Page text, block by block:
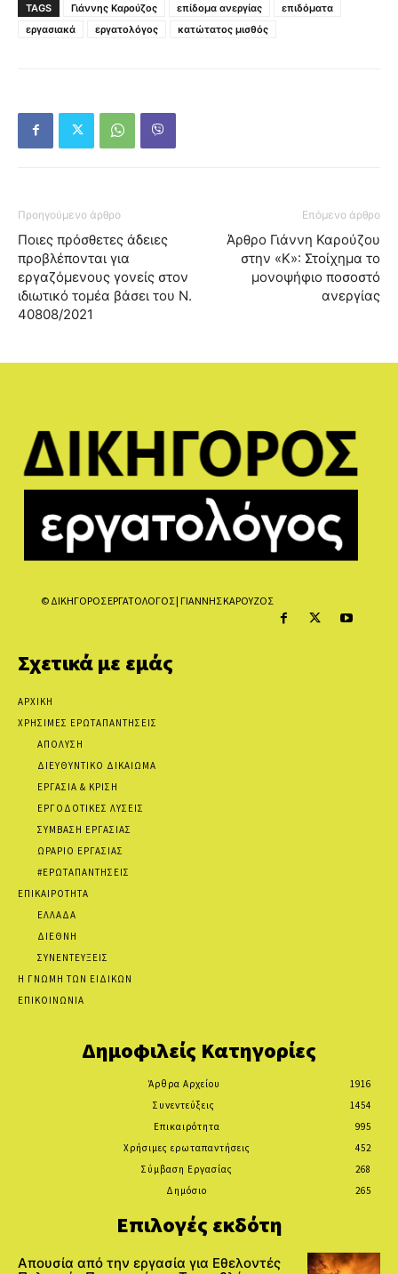
TAGS Γιάννης Καρούζος επίδομα ανεργίας
επιδόματα
εργασιακά
εργατολόγος κατώτατος μισθός
Προηγούμενο άρθρο
Ποιες πρόσθετες άδειες
προβλέπονται για
εργαζόμενους γονείς στον
ιδιωτικό τομέα βάσει του Ν.
40808/2021
Επόμενο άρθρο
Άρθρο Γιάννη Καρούζου
στην «Κ»: Στοίχημα το
μονοψήφιο ποσοστό
ανεργίας
© ΔΙΚΗΓΟΡΟΣ ΕΡΓΑΤΟΛΟΓΟΣ | ΓΙΑΝΝΗΣ ΚΑΡΟΥΖΟΣ
Σχετικά με εμάς
ΑΡΧΙΚΗ
ΧΡΗΣΙΜΕΣ ΕΡΩΤΑΠΑΝΤΗΣΕΙΣ
ΑΠΟΛΥΣΗ
ΔΙΕΥΘΥΝΤΙΚΟ ΔΙΚΑΙΩΜΑ
ΕΡΓΑΣΙΑ & ΚΡΙΣΗ
ΕΡΓΟΔΟΤΙΚΕΣ ΛΥΣΕΙΣ
ΣΥΜΒΑΣΗ ΕΡΓΑΣΙΑΣ
ΩΡΑΡΙΟ ΕΡΓΑΣΙΑΣ
#ΕΡΩΤΑΠΑΝΤΗΣΕΙΣ
ΕΠΙΚΑΙΡΟΤΗΤΑ
ΕΛΛΑΔΑ
ΔΙΕΘΝΗ
ΣΥΝΕΝΤΕΥΞΕΙΣ
Η ΓΝΩΜΗ ΤΩΝ ΕΙΔΙΚΩΝ
ΕΠΙΚΟΙΝΩΝΙΑ
Δημοφιλείς Κατηγορίες
Άρθρα Αρχείου
1916
Συνεντεύξεις
1454
Επικαιρότητα
995
Χρήσιμες ερωταπαντήσεις
452
Σύμβαση Εργασίας
268
Δημόσιο
265
Επιλογές εκδότη
Απουσία από την εργασία για Εθελοντές